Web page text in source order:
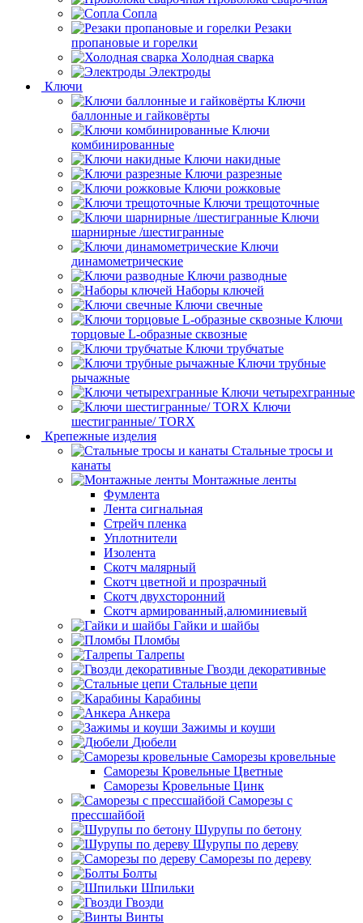
Сопла
Резаки
пропановые и горелки
Холодная сварка
Электроды
Ключи
Ключи
баллонные и гайковёрты
Ключи
комбинированные
Ключи накидные
Ключи разрезные
Ключи рожковые
Ключи трещоточные
Ключи
шарнирные /шестигранные
Ключи
динамометрические
Ключи разводные
Наборы ключей
Ключи свечные
Ключи
торцовые L-образные сквозные
Ключи трубчатые
Ключи трубные
рычажные
Ключи четырехгранные
Ключи
шестигранные/ TORX
Крепежные изделия
Стальные тросы и
канаты
Монтажные ленты
Фумлента
Лента сигнальная
Стрейч пленка
Уплотнители
Изолента
Скотч малярный
Скотч цветной и прозрачный
Скотч двухсторонний
Скотч армированный,алюминиевый
Гайки и шайбы
Пломбы
Талрепы
Гвозди декоративные
Стальные цепи
Карабины
Анкера
Зажимы и коуши
Дюбели
Саморезы кровельные
Саморезы Кровельные Цветные
Саморезы Кровельные Цинк
Саморезы с
прессшайбой
Шурупы по бетону
Шурупы по дереву
Саморезы по дереву
Болты
Шпильки
Гвозди
Винты